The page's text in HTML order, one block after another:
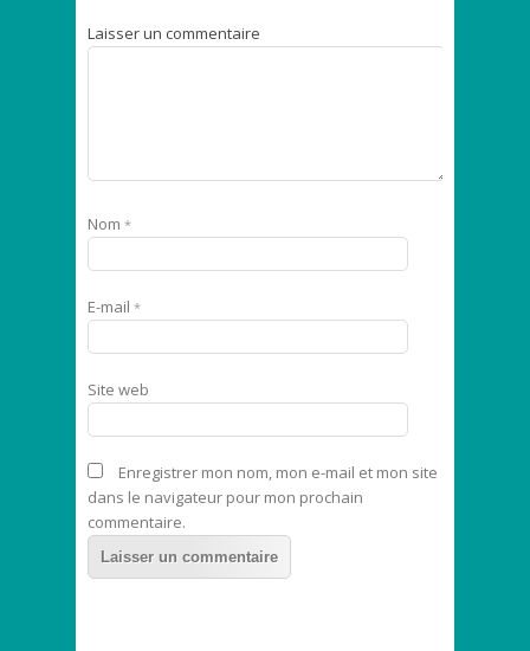
Laisser un commentaire
Nom *
E-mail *
Site web
Enregistrer mon nom, mon e-mail et mon site
dans le navigateur pour mon prochain
commentaire.